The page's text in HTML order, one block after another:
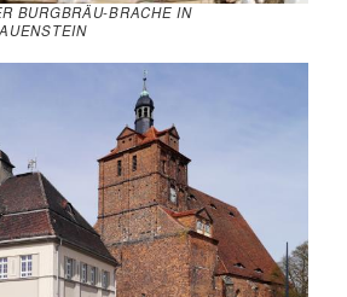
BURGBRÄU-BRACHE IN